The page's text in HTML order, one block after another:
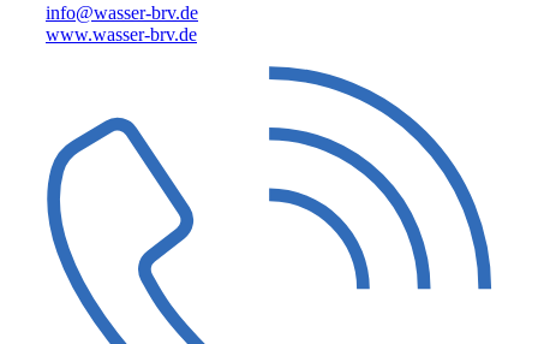
info@wasser-brv.de
www.wasser-brv.de